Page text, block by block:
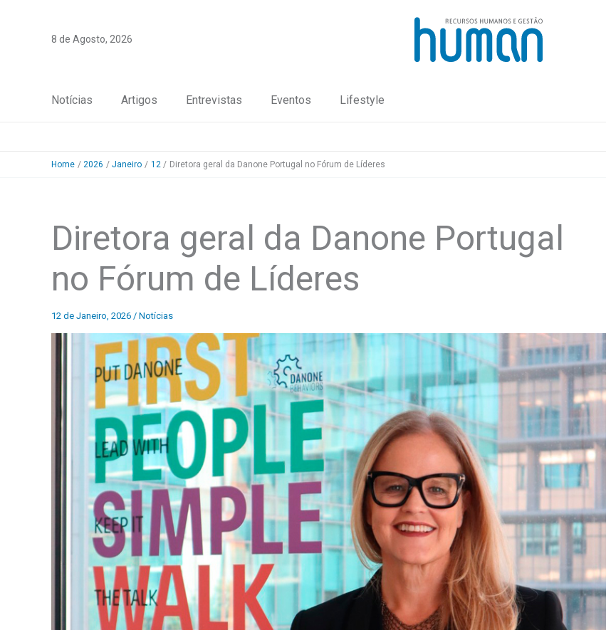
8 de Agosto, 2026
Notícias Artigos Entrevistas Eventos Lifestyle
Home 2026 Janeiro 12 Diretora geral da Danone Portugal no Fórum de Líderes
Diretora geral da Danone Portugal
no Fórum de Líderes
12 de Janeiro, 2026 / Notícias